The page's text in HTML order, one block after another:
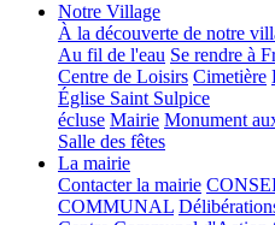
Notre Village
À la découverte de notre
Au fil de l'eau Se rendre à
Centre de Loisirs Cimetière
Église Saint Sulpice
écluse Mairie Monument
Salle des fêtes
La mairie
Contacter la mairie
COMMUNAL